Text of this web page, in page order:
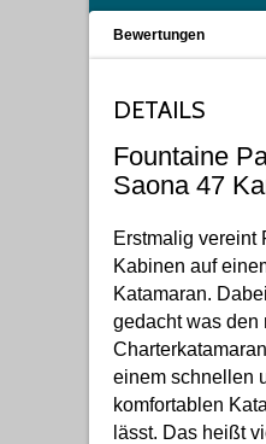
Bewertungen
DETAILS
Fountaine
Saona 47
Erstmalig vereint
Kabinen auf
Katamaran.
gedacht was den
einem schnellen
komfortablen
lässt. Das heißt